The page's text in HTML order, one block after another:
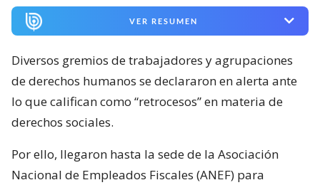
VER RESUMEN
Diversos gremios de trabajadores y agrupaciones
de derechos humanos se declararon en alerta ante
lo que califican como “retrocesos” en materia de
derechos sociales.
Por ello, llegaron hasta la sede de la Asociación
Nacional de Empleados Fiscales (ANEF) para